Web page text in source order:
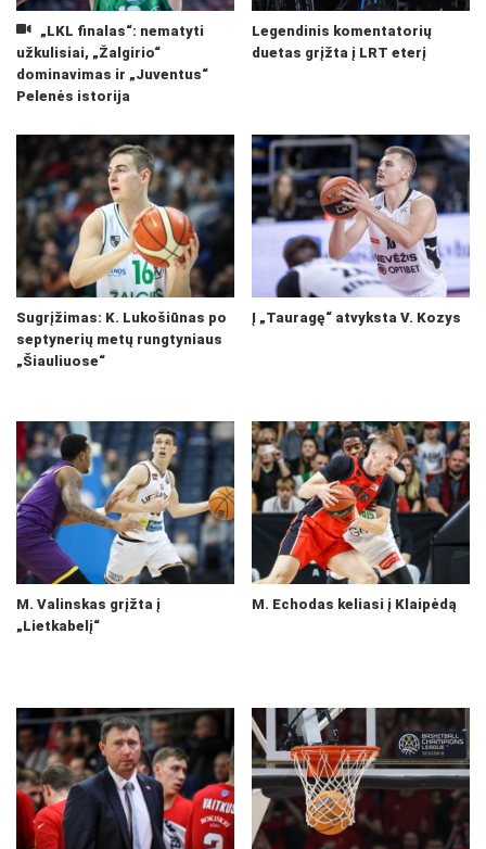
„LKL finalas“: nematyti
užkulisiai, „Žalgirio“
dominavimas ir „Juventus“
Pelenės istorija
Legendinis komentatorių
duetas grįžta į LRT eterį
Sugrįžimas: K. Lukošiūnas po
septynerių metų rungtyniaus
„Šiauliuose“
Į „Tauragę“ atvyksta V. Kozys
M. Valinskas grįžta į
„Lietkabelį“
M. Echodas keliasi į Klaipėdą